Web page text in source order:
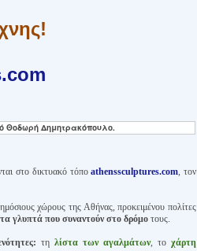
Θοδωρή Δημητρακόπουλο.
στο δικτυακό τόποathenssculptures.com , τον
χώρους της Αθήνας, προκειμένου πολίτες
τα γλυπτά που συναντούν στο δρόμοτους.
τηλίστα των αγαλμάτων, τοχάρτη